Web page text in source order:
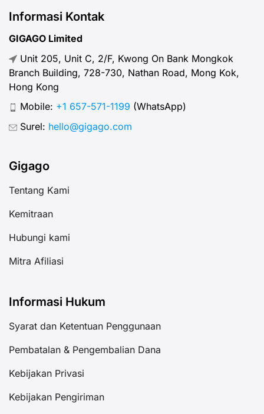
Informasi Kontak
GIGAGO Limited
Unit 205, Unit C, 2/F, Kwong On Bank Mongkok
Branch Building, 728-730, Nathan Road, Mong Kok,
Hong Kong
Mobile: +1 657-571-1199 (WhatsApp)
Surel: hello@gigago.com
Gigago
Tentang Kami
Kemitraan
Hubungi kami
Mitra Afiliasi
Informasi Hukum
Syarat dan Ketentuan Penggunaan
Pembatalan & Pengembalian Dana
Kebijakan Privasi
Kebijakan Pengiriman